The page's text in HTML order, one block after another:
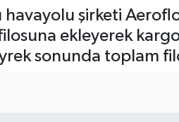
havayolu şirketi
ekleyerek
sonunda toplam